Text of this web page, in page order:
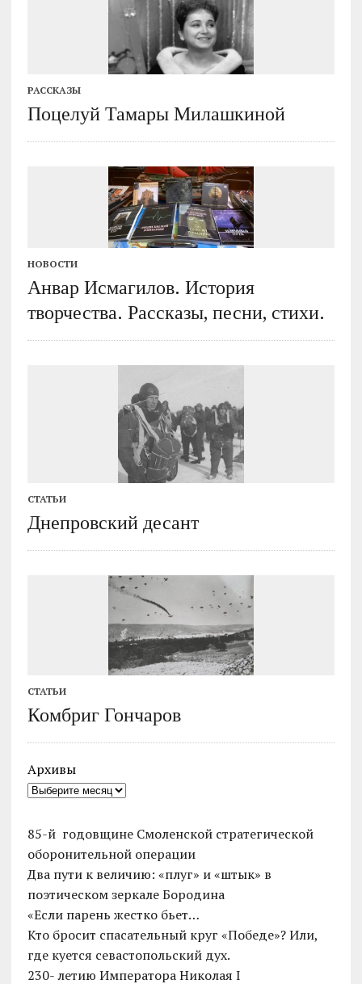
РАССКАЗЫ
Поцелуй Тамары Милашкиной
НОВОСТИ
Анвар Исмагилов. История
творчества. Рассказы, песни, стихи.
СТАТЬИ
Днепровский десант
СТАТЬИ
Комбриг Гончаров
Архивы
85-й годовщине Смоленской стратегической
оборонительной операции
Два пути к величию: «плуг» и «штык» в
поэтическом зеркале Бородина
«Если парень жестко бьет…
Кто бросит спасательный круг «Победе»? Или,
где куется севастопольский дух.
230- летию Императора Николая I